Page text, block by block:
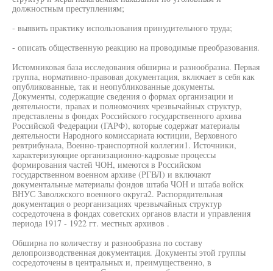
должностным преступлениям;
- выявить практику использования принудительного труда;
- описать общественную реакцию на проводимые преобразования.
Истомниковая база исследования обширна и разнообразна. Первая
группа, нормативно-правовая документация, включает в себя как
опубликованные, так и неопубликованные документы.
Документы, содержащие сведения о формах организации и
деятельности, правах и полномочиях чрезвычайных структур,
представлены в фондах Российского государственного архива
Российской Федерации (ГАРФ), которые содержат материалы
деятельности Народного комиссариата юстиции, Верховного
ревтрибунала, Военно-транспортной коллегии1. Источники,
характеризующие организационно-кадровые процессы
формирования частей ЧОН, имеются в Российском
государственном военном архиве (РГВЛ) и включают
документальные материалы фондов штаба ЧОН и штаба войск
ВНУС Заволжского военного округа2. Распорядительная
документация о реорганизациях чрезвычайных структур
сосредоточена в фондах советских органов власти и управления
периода 1917 - 1922 гт. местных архивов .
Обширна по количеству и разнообразна по составу
делопроизводственная документация. Документы этой группы
сосредоточены в центральных и, преимущественно, в